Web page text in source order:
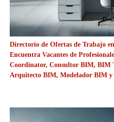
Directorio de Ofertas de Trabajo
Encuentra Vacantes de
Coordinator, Consultor BIM, BIM
Arquitecto BIM, Modelador BIM y